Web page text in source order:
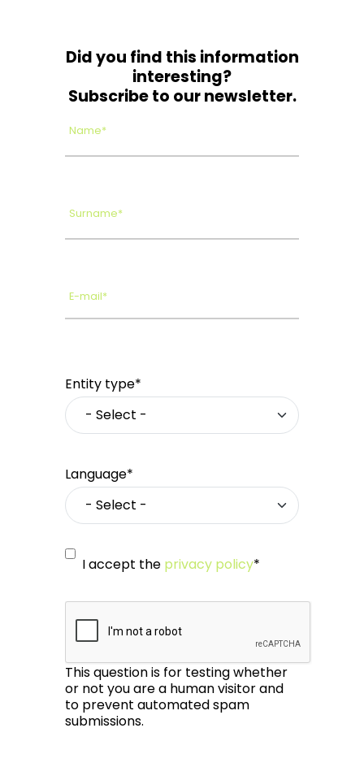
Did you find this information
interesting?
Subscribe to our newsletter.
Name*
Surname*
E-mail*
Entity type*
Language*
I accept the privacy policy*
This question is for testing whether
or not you are a human visitor and
to prevent automated spam
submissions.